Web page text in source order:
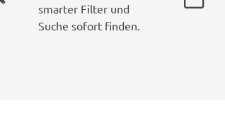
smarter Filter und
Suche sofort finden.